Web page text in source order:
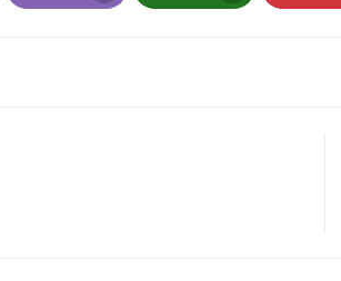
Pinterest
Whatsapp
Email